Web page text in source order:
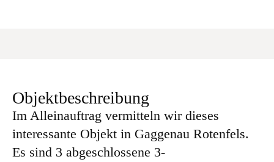
Objektbeschreibung
Im Alleinauftrag vermitteln wir dieses
interessante Objekt in Gaggenau Rotenfels.
Es sind 3 abgeschlossene 3-